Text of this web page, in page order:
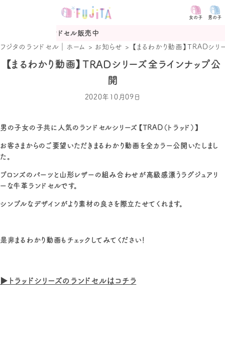
女の子 男の子
フジタのランドセル｜ホーム
> お知らせ > 【まるわかり動画】TRADシ
【まるわかり動画】TRADシリーズ全ラインナップ公
開
2020年10月09日
男の子女の子共に人気のランドセルシリーズ【TRAD（トラッド）】
お客さまからのご要望いただきまるわかり動画を全カラー公開いたしまし
た。
ブロンズのパーツと山形レザーの組み合わせが高級感漂うラグジュアリ
ーな牛革ランドセルです。
シンプルなデザインがより素材の良さを際立たせてくれます。
是非まるわかり動画もチェックしてみてください！
▶トラッドシリーズのランドセルはコチラ